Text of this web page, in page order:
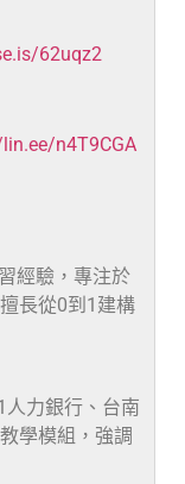
62uqz2
n4T9CGA
經驗，專注於
長從0到1建構
力銀行、台南
學模組，強調